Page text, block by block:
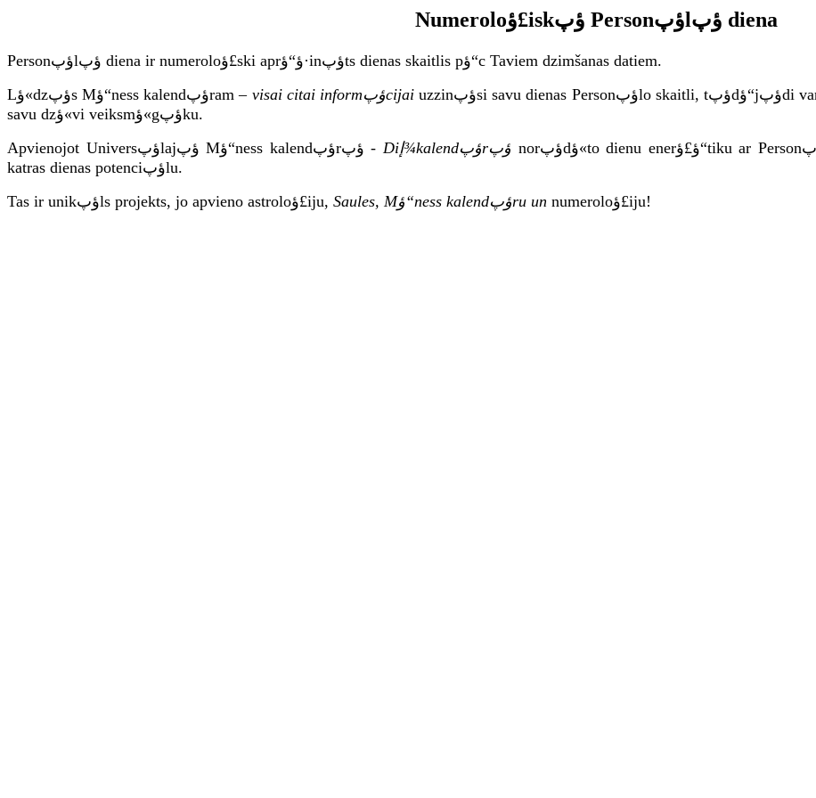
Numeroloؤ£iskؤپ Personؤپlؤپ diena
Personؤپlؤپ diena ir numeroloؤ£ski aprؤ“ؤ·inؤپts dienas skaitlis pؤ“c Taviem dzimšanas datiem.
Lؤ«dzؤپs Mؤ“ness
kalendؤپram – visai citai informؤپcijaiuzzinؤپsi savu dienas Personؤپlo skaitli, tؤپdؤ“jؤپdi varؤ“si sekot lؤ«dzi katras dienas enerؤ£ؤ“tikai un padarؤ«t
savu dzؤ«vi veiksmؤ«gؤپku.
Apvienojot Universؤپlajؤپ Mؤ“ness kalendؤپrؤپ - Diإ¾kalendؤپrؤپ norؤپdؤ«to dienu enerؤ£ؤ“tiku ar Personؤپlؤپs dienas vibrؤپcijؤپm, var veiksmؤ«gi izmantot
katras dienas potenciؤپlu.
Tas ir unikؤپls projekts, jo apvieno astroloؤ£iju, Saules, Mؤ“ness kalendؤپru un numeroloؤ£iju!